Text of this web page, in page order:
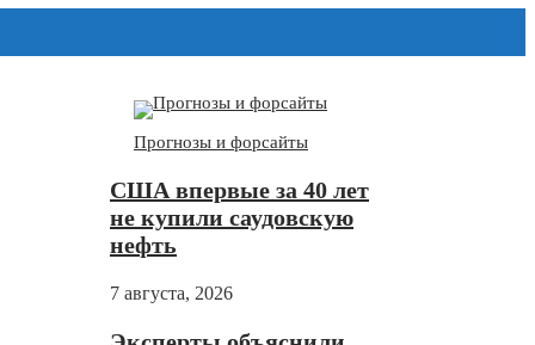
Прогнозы и форсайты
США впервые за 40 лет
не купили саудовскую
нефть
7 августа, 2026